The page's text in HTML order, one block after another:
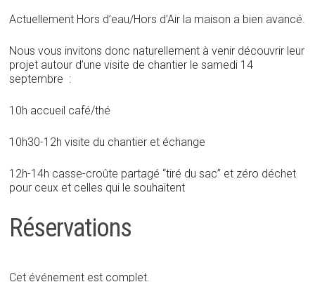
Actuellement Hors d’eau/Hors d’Air la maison a bien avancé.
Nous vous invitons donc naturellement à venir découvrir leur
projet autour d’une visite de chantier le samedi 14
septembre :
10h accueil café/thé
10h30-12h visite du chantier et échange
12h-14h casse-croûte partagé “tiré du sac” et zéro déchet
pour ceux et celles qui le souhaitent
Réservations
Cet événement est complet.